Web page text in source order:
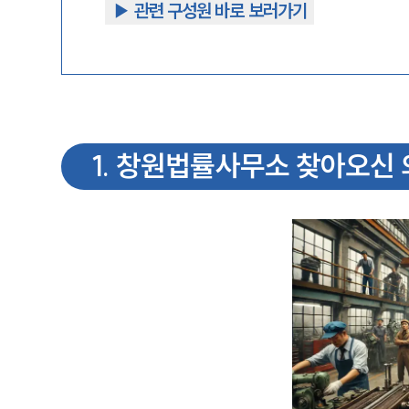
▶︎ 관련 구성원 바로 보러가기
1. 창원법률사무소 찾아오신